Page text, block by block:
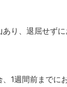
り、退屈せずに
1週間前までに